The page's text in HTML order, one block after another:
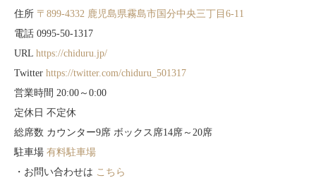
住所 〒899-4332 鹿児島県霧島市国分中央三丁目6-11
電話 0995-50-1317
URL https://chiduru.jp/
Twitter https://twitter.com/chiduru_501317
営業時間 20:00～0:00
定休日 不定休
総席数 カウンター9席 ボックス席14席～20席
駐車場 有料駐車場
・お問い合わせは こちら